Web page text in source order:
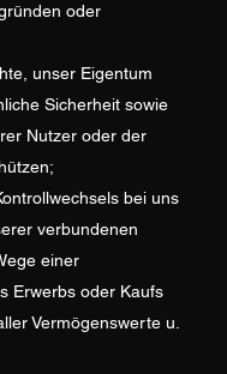
oder
unser Eigentum
Sicherheit sowie
Nutzer oder der
bei uns
verbundenen
einer
Erwerbs oder Kaufs
Vermögenswerte u.